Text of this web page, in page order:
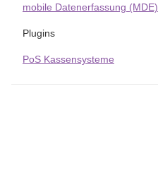
mobile Datenerfassung (MDE)
Plugins
PoS Kassensysteme